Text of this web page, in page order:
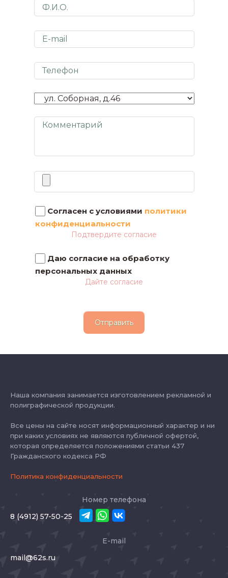
Согласен с условиями политики
конфиденциальности
Подтвердите согласие
Даю согласие на обработку
персональных данных
Дайте согласие
Отправить
Наша компания занимается изготовлением рекламной и
полиграфической продукции.
Все цены на сайте носят информационный характер и ни
при каких условиях не являются публичной офертой,
которая определяется положениями статьи 437
Гражданского кодекса РФ
Политика конфиденциальности
Номер телефона
8 (4912) 57-50-25
E-mail
mail@62s.ru